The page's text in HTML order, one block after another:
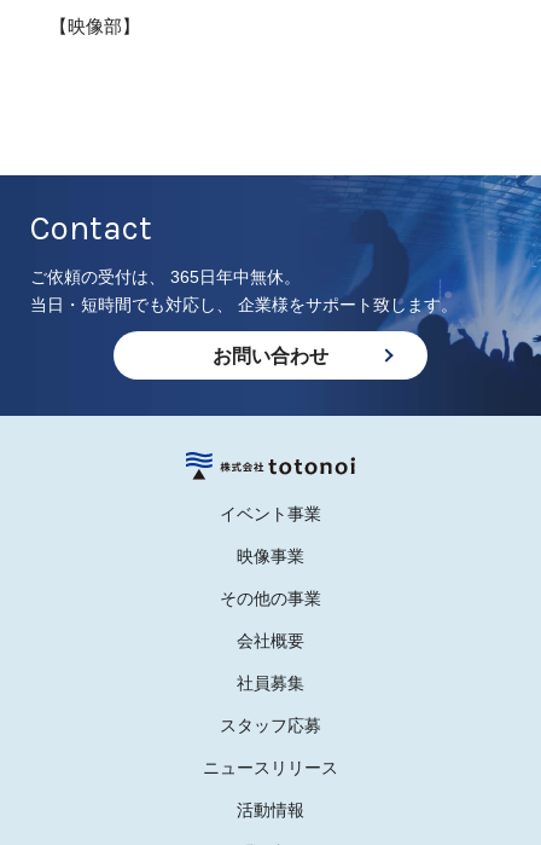
【映像部】
Contact
ご依頼の受付は、 365日年中無休。
当日・短時間でも対応し、 企業様をサポート致します。
お問い合わせ
イベント事業
映像事業
その他の事業
会社概要
社員募集
スタッフ応募
ニュースリリース
活動情報